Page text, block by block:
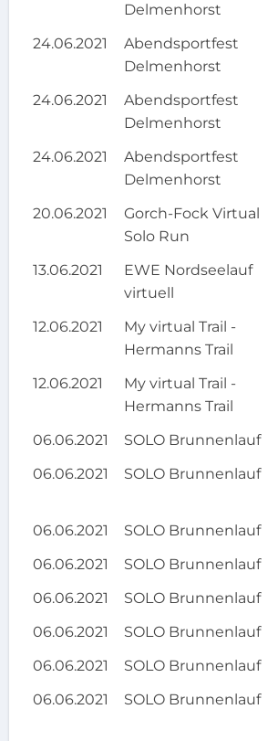
Delmenhorst
24.06.2021
Abendsportfest
Delmenhorst
24.06.2021
Abendsportfest
Delmenhorst
24.06.2021
Abendsportfest
Delmenhorst
20.06.2021
Gorch-Fock Virtual
Solo Run
13.06.2021
EWE Nordseelauf
virtuell
12.06.2021
My virtual Trail -
Hermanns Trail
12.06.2021
My virtual Trail -
Hermanns Trail
06.06.2021 SOLO Brunnenlauf
06.06.2021
SOLO Brunnenlauf
06.06.2021 SOLO Brunnenlauf
06.06.2021
SOLO Brunnenlauf
06.06.2021
SOLO Brunnenlauf
06.06.2021
SOLO Brunnenlauf
06.06.2021
SOLO Brunnenlauf
06.06.2021
SOLO Brunnenlauf